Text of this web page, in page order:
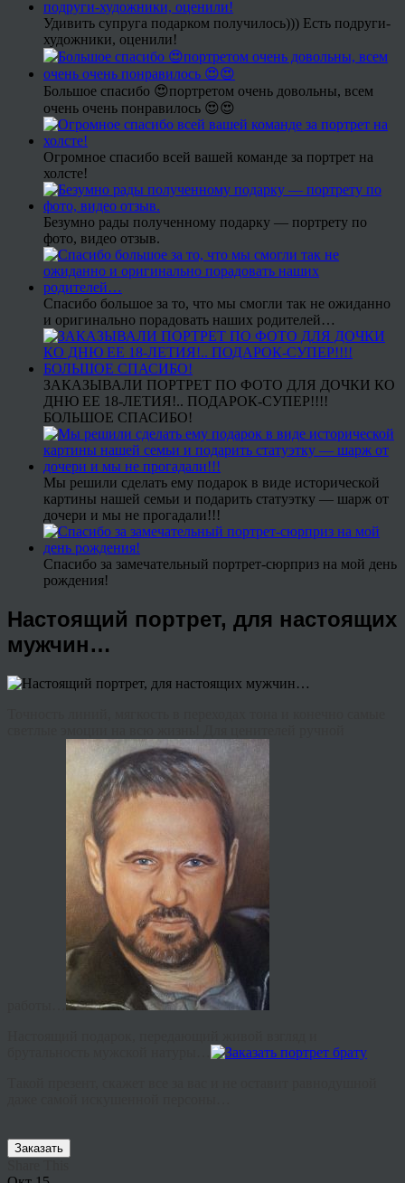
Удивить супруга подарком получилось))) Есть подруги-
художники, оценили!
Большое спасибо 😍портретом очень довольны, всем
очень очень понравилось 😍😍
Огромное спасибо всей вашей команде за портрет на
холсте!
Безумно рады полученному подарку — портрету по
фото, видео отзыв.
Спасибо большое за то, что мы смогли так не ожиданно
и оригинально порадовать наших родителей…
ЗАКАЗЫВАЛИ ПОРТРЕТ ПО ФОТО ДЛЯ ДОЧКИ КО
ДНЮ ЕЕ 18-ЛЕТИЯ!.. ПОДАРОК-СУПЕР!!!!
БОЛЬШОЕ СПАСИБО!
Мы решили сделать ему подарок в виде исторической
картины нашей семьи и подарить статуэтку — шарж от
дочери и мы не прогадали!!!
Спасибо за замечательный портрет-сюрприз на мой день
рождения!
Настоящий портрет, для настоящих
мужчин…
Заказать